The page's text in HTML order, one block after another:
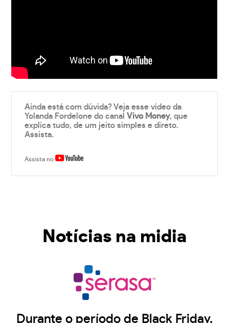
Ainda está com dúvida? Veja esse vídeo da
Yolanda Fordelone do canalVivo Money, que
explica tudo, de um jeito simples e direto.
Assista.
Assista no
Notícias na midia
Durante o período de Black Friday,